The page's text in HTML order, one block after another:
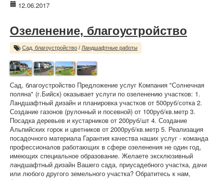
12.06.2017
Озеленение, благоустройство
Сад, благоустройство / Ландшафтные работы
Сад, благоустройство Предложение услуг Компания "Солнечная
поляна" (г.Бийск) оказывает услуги по озеленению участков: 1.
Ландшафтный дизайн и планировка участков от 500руб/сотка 2.
Создание газонов (рулонный и посевной) от 100руб/кв.метр 3.
Посадка деревьев и кустарников от 200руб/шт 4. Создание
Альпийских горок и цветников от 2000руб/кв.метр 5. Реализация
посадочного материала Гарантия качества наших услуг - команда
профессионалов работающих в сфере озеленения не один год,
имеющих специальное образование. Желаете эксклюзивный
ландшафтный дизайн Вашего сада, приусадебного участка, дачи
или любого другого земельного участка? Обратитесь к нам,